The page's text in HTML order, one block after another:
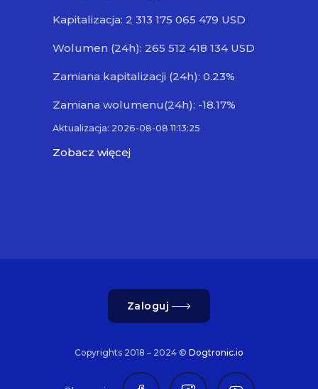
Kapitalizacja: 2 313 175 065 479 USD
Wolumen (24h): 265 512 418 134 USD
Zamiana kapitalizacji (24h): 0.23%
Zamiana wolumenu(24h): -18.17%
Aktualizacja: 2026-08-08 11:13:25
Zobacz więcej
Zaloguj
Copyrights 2018 – 2024 © Dogtronic.io